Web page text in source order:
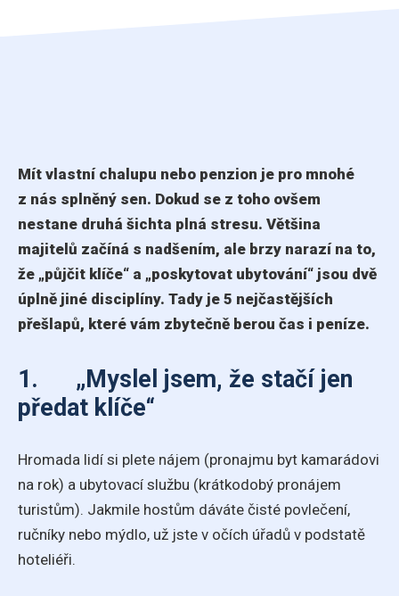
Mít vlastní chalupu nebo penzion je pro mnohé
z nás splněný sen. Dokud se z toho ovšem
nestane druhá šichta plná stresu. Většina
majitelů začíná s nadšením, ale brzy narazí na to,
že „půjčit klíče“ a „poskytovat ubytování“ jsou dvě
úplně jiné disciplíny. Tady je 5 nejčastějších
přešlapů, které vám zbytečně berou čas i peníze.
1. „Myslel jsem, že stačí jen
předat klíče“
Hromada lidí si plete nájem (pronajmu byt kamarádovi
na rok) a ubytovací službu (krátkodobý pronájem
turistům). Jakmile hostům dáváte čisté povlečení,
ručníky nebo mýdlo, už jste v očích úřadů v podstatě
hoteliéři.